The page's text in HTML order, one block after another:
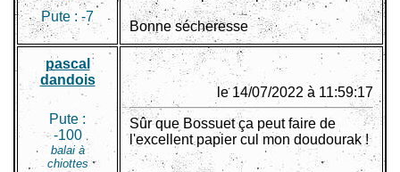
Pute : -7
Bonne sécheresse
pascal
dandois
Pute :
-100
balai à
chiottes
le 14/07/2022 à 11:59:17
Sûr que Bossuet ça peut faire de
l'excellent papier cul mon doudourak !